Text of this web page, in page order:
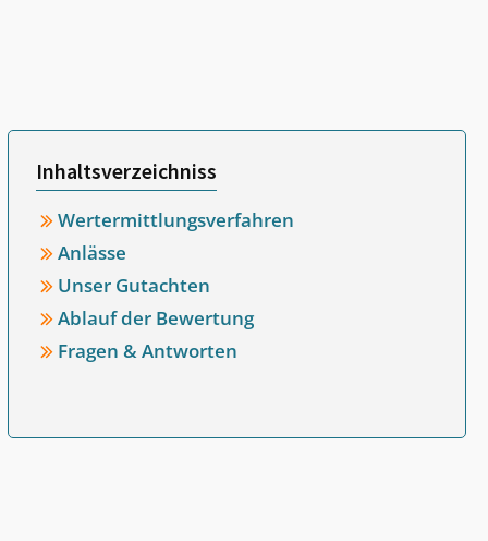
Inhaltsverzeichniss
Wertermittlungsverfahren
Anlässe
Unser Gutachten
Ablauf der Bewertung
Fragen & Antworten